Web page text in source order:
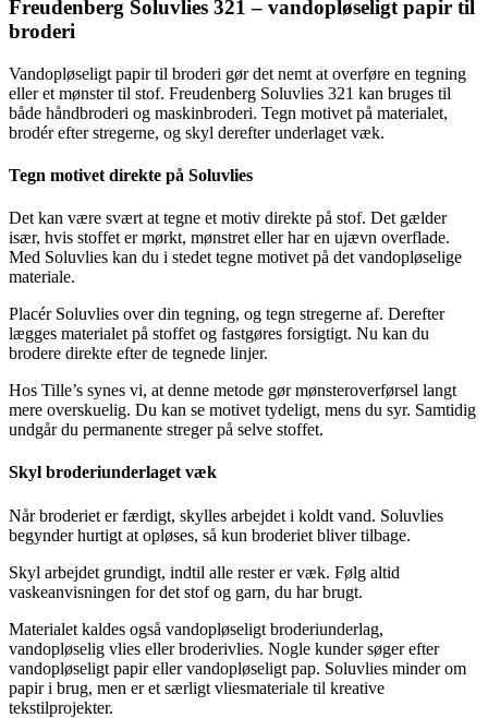
Freudenberg Soluvlies 321 – vandopløseligt papir til
broderi
Vandopløseligt papir til broderi gør det nemt at overføre en tegning
eller et mønster til stof. Freudenberg Soluvlies 321 kan bruges til
både håndbroderi og maskinbroderi. Tegn motivet på materialet,
brodér efter stregerne, og skyl derefter underlaget væk.
Tegn motivet direkte på Soluvlies
Det kan være svært at tegne et motiv direkte på stof. Det gælder
især, hvis stoffet er mørkt, mønstret eller har en ujævn overflade.
Med Soluvlies kan du i stedet tegne motivet på det vandopløselige
materiale.
Placér Soluvlies over din tegning, og tegn stregerne af. Derefter
lægges materialet på stoffet og fastgøres forsigtigt. Nu kan du
brodere direkte efter de tegnede linjer.
Hos Tille’s synes vi, at denne metode gør mønsteroverførsel langt
mere overskuelig. Du kan se motivet tydeligt, mens du syr. Samtidig
undgår du permanente streger på selve stoffet.
Skyl broderiunderlaget væk
Når broderiet er færdigt, skylles arbejdet i koldt vand. Soluvlies
begynder hurtigt at opløses, så kun broderiet bliver tilbage.
Skyl arbejdet grundigt, indtil alle rester er væk. Følg altid
vaskeanvisningen for det stof og garn, du har brugt.
Materialet kaldes også vandopløseligt broderiunderlag,
vandopløselig vlies eller broderivlies. Nogle kunder søger efter
vandopløseligt papir eller vandopløseligt pap. Soluvlies minder om
papir i brug, men er et særligt vliesmateriale til kreative
tekstilprojekter.